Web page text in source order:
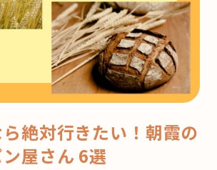
絶対行きたい！朝霞の
屋さん 6選